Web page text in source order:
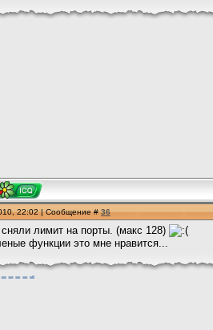
22:02 | Сообщение #36
лимит на порты. (макс 128)
функции это мне нравится...